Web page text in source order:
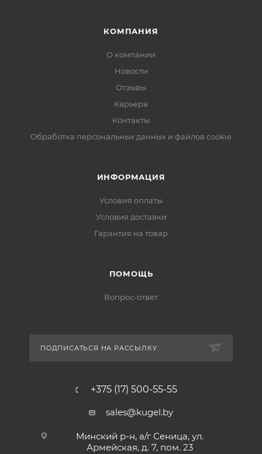
КОМПАНИЯ
О компании
Новости
Отзывы
Карьера
Контакты
Обработка персональных данных и файлов cookie
ИНФОРМАЦИЯ
Условия оплаты
Условия доставки
Гарантия на товар
ПОМОЩЬ
Вопрос-ответ
ПОДПИСАТЬСЯ НА РАССЫЛКУ
+375 (17) 500-55-55
sales@kugel.by
Минский р-н, а/г Сеница, ул.
Армейская, д. 7, пом. 23